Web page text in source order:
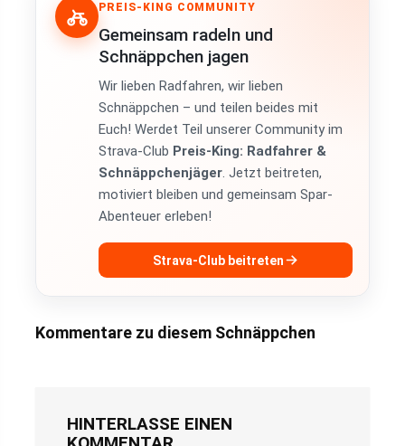
PREIS-KING COMMUNITY
Gemeinsam radeln und
Schnäppchen jagen
Wir lieben Radfahren, wir lieben
Schnäppchen – und teilen beides mit
Euch! Werdet Teil unserer Community im
Strava-Club Preis-King: Radfahrer &
Schnäppchenjäger. Jetzt beitreten,
motiviert bleiben und gemeinsam Spar-
Abenteuer erleben!
Strava-Club beitreten
Kommentare zu diesem Schnäppchen
HINTERLASSE EINEN